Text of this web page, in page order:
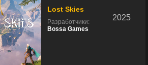
Lost Skies
Разработчики:
Bossa Games
2025